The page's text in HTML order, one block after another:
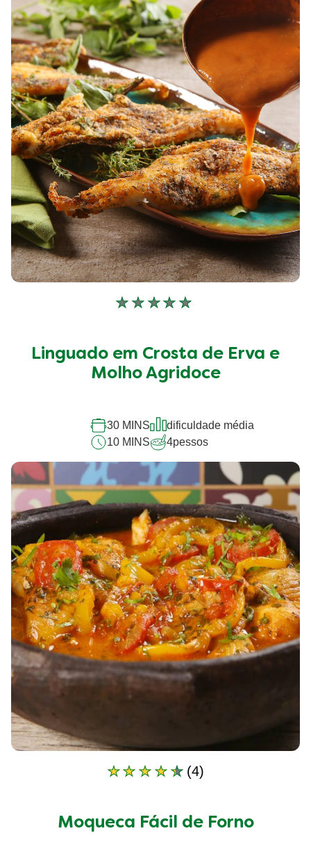
Nenhuma
para
recipe
Linguado em Crosta de Erva e
Molho Agridoce
30 MINS
dificuldade média
10 MINS
4pessos
A
deste
(4)
Moqueca Fácil de Forno